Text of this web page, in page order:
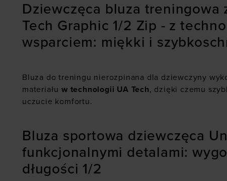
Dziewczęca bluza treningowa
Tech Graphic 1/2 Zip - z
wsparciem: miękki i
Bluza do treningu nierozpinana dla dziewczyny
materiału w technologii UA Tech, dzięki czemu
uczucie komfortu.
Bluza sportowa dziewczęca
funkcjonalnymi detalami:
długości 1/2